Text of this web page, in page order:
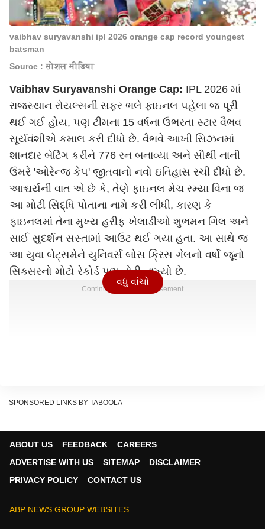
vaibhav suryavanshi ipl 2026 orange cap record youngest
batsman
Source : सोशल मीडिया
Vaibhav Suryavanshi Orange Cap: IPL 2026 માં
રાજસ્થાન રોયલ્સની સફર ભલે ફાઇનલ પહેલા જ પૂરી
થઈ ગઈ હોય, પણ ટીમના 15 વર્ષના ઉભરતા સ્ટાર વૈભવ
સૂર્યવંશીએ કમાલ કરી દીધો છે. વૈભવે આખી સિઝનમાં
શાનદાર બેટિંગ કરીને 776 રન બનાવ્યા અને સૌથી નાની
ઉંમરે 'ઓરેન્જ કેપ' જીતવાનો નવો ઇતિહાસ રચી દીધો છે.
આશ્ચર્યની વાત એ છે કે, તેણે ફાઇનલ મેચ રમ્યા વિના જ
આ મોટી સિદ્ધિ પોતાના નામે કરી લીધી, કારણ કે
ફાઇનલમાં તેના મુખ્ય હરીફ ખેલાડીઓ શુભમન ગિલ અને
સાઈ સુદર્શન સસ્તામાં આઉટ થઈ ગયા હતા. આ સાથે જ
આ યુવા બેટ્સમેને યુનિવર્સ બોસ ક્રિસ ગેલનો વર્ષો જૂનો
સિક્સરનો મોટો રેકોર્ડ પણ તોડી નાખ્યો છે.
Continues below advertisement
વધુ વાંચો
SPONSORED LINKS BY TABOOLA
ABOUT US FEEDBACK
CAREERS
ADVERTISE WITH US
SITEMAP
DISCLAIMER
PRIVACY POLICY
CONTACT US
ABP NEWS GROUP WEBSITES